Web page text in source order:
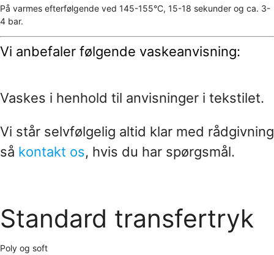
På varmes efterfølgende ved 145-155°C, 15-18 sekunder og ca. 3-
4 bar.
Vi anbefaler følgende vaskeanvisning:
Vaskes i henhold til anvisninger i tekstilet.
Vi står selvfølgelig altid klar med rådgivning
så kontakt os, hvis du har spørgsmål.
Standard transfertryk
Poly og soft